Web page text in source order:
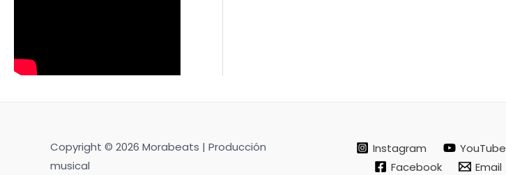
Copyright © 2026 Morabeats | Producción
musical
Instagram YouTube
Facebook
Email